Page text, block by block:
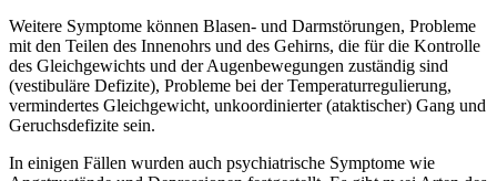
Weitere Symptome können Blasen- und Darmstörungen, Probleme
mit den Teilen des Innenohrs und des Gehirns, die für die Kontrolle
des Gleichgewichts und der Augenbewegungen zuständig sind
(vestibuläre Defizite), Probleme bei der Temperaturregulierung,
vermindertes Gleichgewicht, unkoordinierter (ataktischer) Gang und
Geruchsdefizite sein.
In einigen Fällen wurden auch psychiatrische Symptome wie